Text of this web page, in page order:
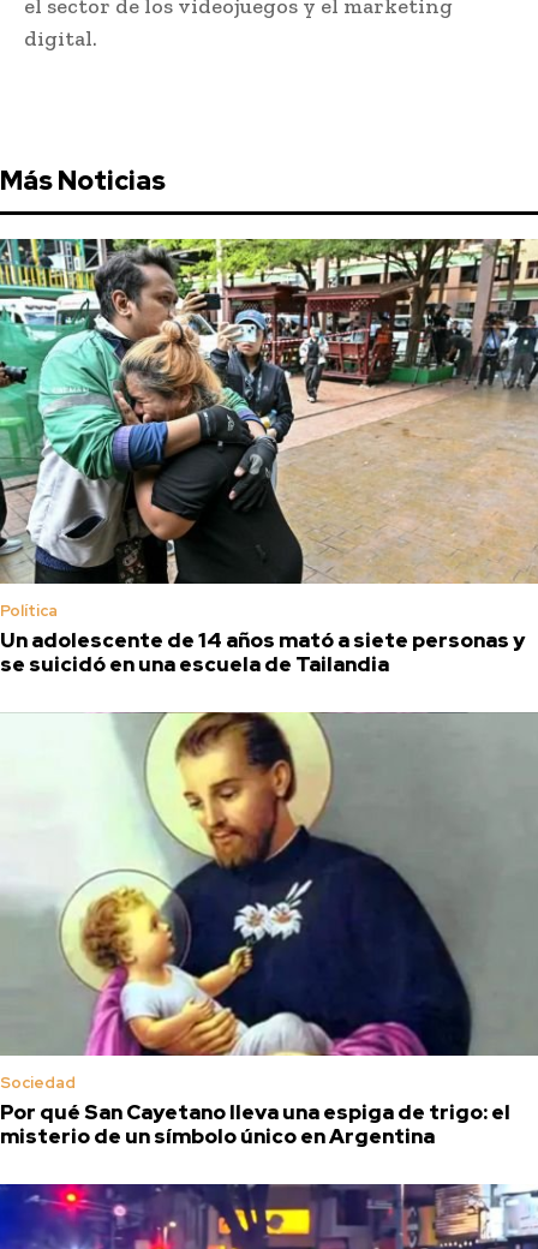
el sector de los videojuegos y el marketing
digital.
Más Noticias
Política
Un adolescente de 14 años mató a siete personas y
se suicidó en una escuela de Tailandia
Sociedad
Por qué San Cayetano lleva una espiga de trigo: el
misterio de un símbolo único en Argentina